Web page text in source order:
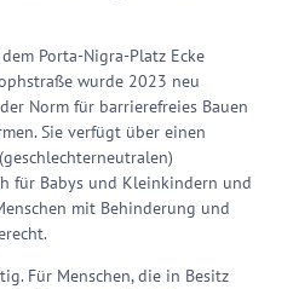
Porta-Nigra-Platz Ecke
wurde 2023 neu
Norm für barrierefreies Bauen
Sie verfügt über einen
für Babys und Kleinkindern und
mit Behinderung und
Für Menschen, die in Besitz